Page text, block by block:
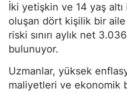
İki yetişkin ve 14 yaş
oluşan dört kişilik bir
riski sınırı aylık net
bulunuyor.
Uzmanlar, yüksek
maliyetleri ve ekonomik